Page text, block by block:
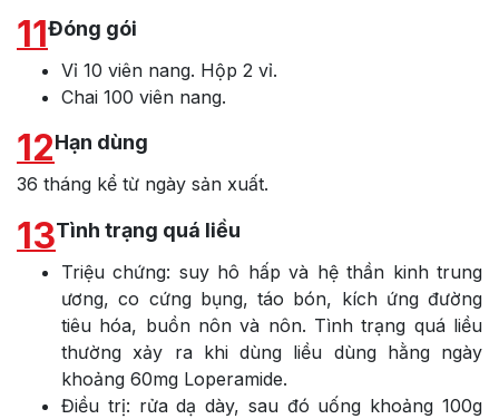
11Đóng gói
Vỉ 10 viên nang. Hộp 2 vỉ.
Chai 100 viên nang.
12Hạn dùng
36 tháng kể từ ngày sản xuất.
13Tình trạng quá liều
Triệu chứng: suy hô hấp và hệ thần kinh trung
ương, co cứng bụng, táo bón, kích ứng đường
tiêu hóa, buồn nôn và nôn. Tình trạng quá liều
thường xảy ra khi dùng liều dùng hằng ngày
khoảng 60mg Loperamide.
Điều trị: rửa dạ dày, sau đó uống khoảng 100g